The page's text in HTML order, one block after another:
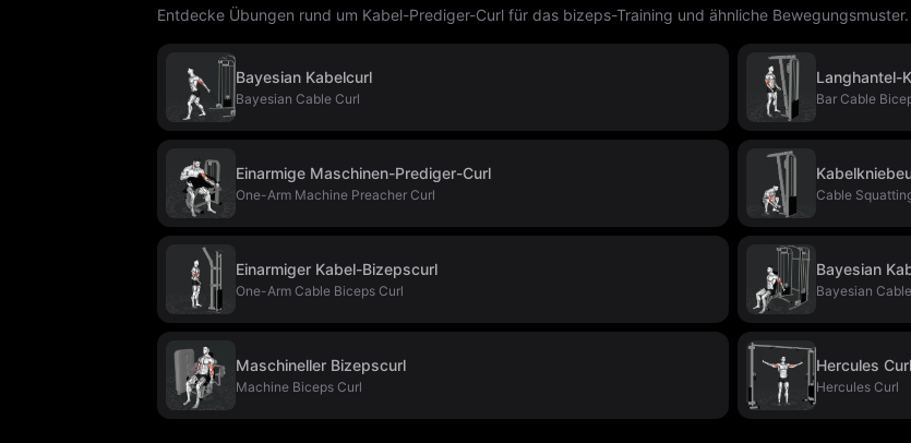
Entdecke Übungen rund um Kabel-Prediger-Curl für das bizeps-Training und ähnliche Bewegungsmuster.
Bayesian Kabelcurl
Bayesian Cable Curl
Langhantel-
Bar Cable
Einarmige Maschinen-Prediger-Curl
One-Arm Machine Preacher Curl Cable
Einarmiger Kabel-Bizepscurl
One-Arm Cable Biceps Curl
Bayesian
Bayesian
Maschineller Bizepscurl
Machine Biceps Curl
Hercules Curl
Hercules Curl